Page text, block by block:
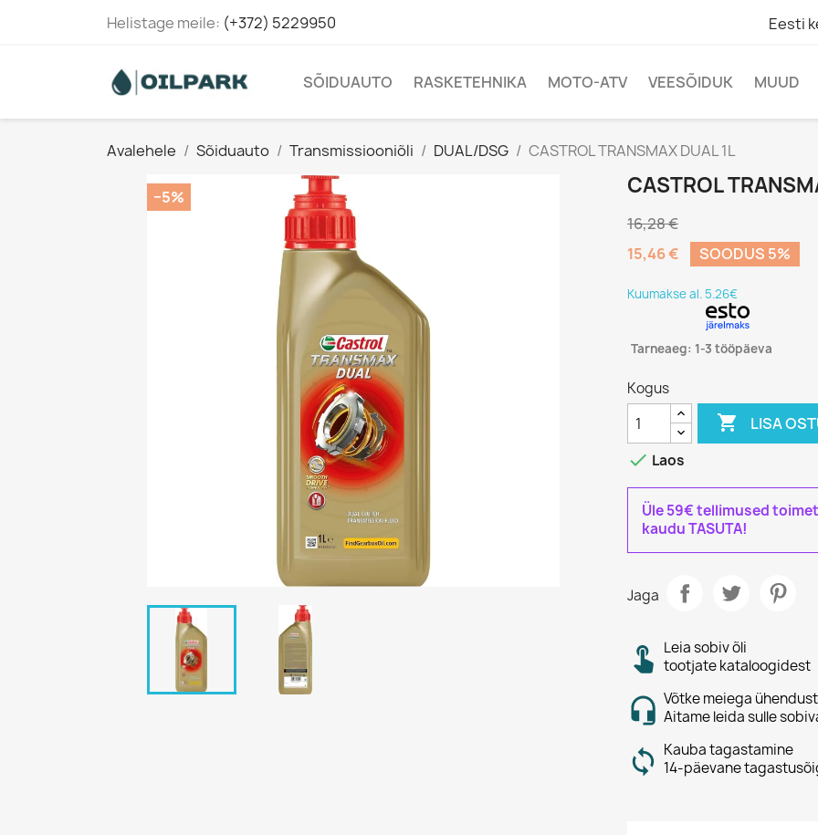
Helistage meile: (+372) 5229950 Eesti
SÕIDUAUTO RASKETEHNIKA MOTO-ATV VEESÕIDUK MUUD
Avalehele Sõiduauto Transmissiooniõli DUAL/DSG CASTROL TRANSMAX DUAL 1L
−5% CASTROL
16,28 €
15,46 €
SOODUS 5%
Kuumakse al. 5.26€
Tarneaeg: 1-3 tööpäeva
Kogus
 LISA
 Laos
Üle 59€ tellimused
kaudu TASUTA!
Jaga
Leia sobiv õli
tootjate kataloogidest
Võtke meiega ühendust
Aitame leida sulle
Kauba tagastamine
14-päevane